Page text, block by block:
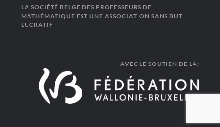
LA SOCIÉTÉ BELGE DES PROFESSEURS DE
MATHÉMATIQUE EST UNE ASSOCIATION SANS BUT
LUCRATIF
AVEC LE SOUTIEN DE LA: